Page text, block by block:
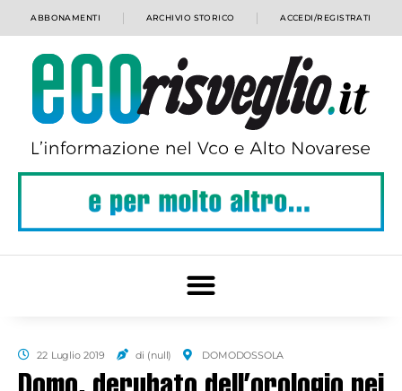
ABBONAMENTI ARCHIVIO STORICO ACCEDI/REGISTRATI
22 Luglio 2019 di (null) DOMODOSSOLA